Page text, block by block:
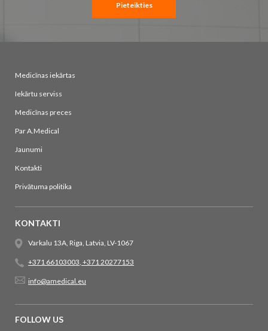
Pieteikties
Medicīnas iekārtas
Iekārtu serviss
Medicīnas preces
Par A.Medical
Jaunumi
Kontakti
Privātuma politika
KONTAKTI
Varkalu 13A, Riga, Latvia, LV-1067
+371 66103003, +371 20277153
info@amedical.eu
FOLLOW US